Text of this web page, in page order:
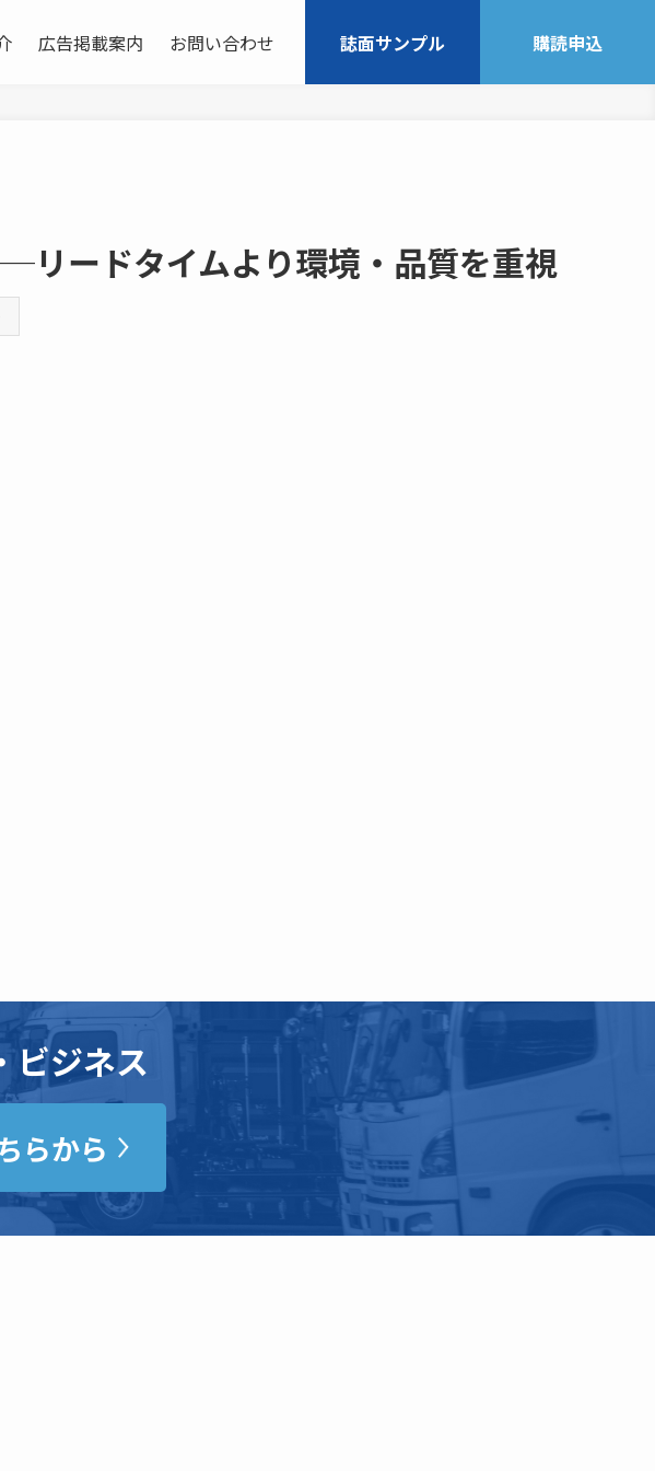
広告掲載案内 お問い合わせ 誌面サンプル 購読申込
ードタイムより環境・品質を重視
ビジネス
らから